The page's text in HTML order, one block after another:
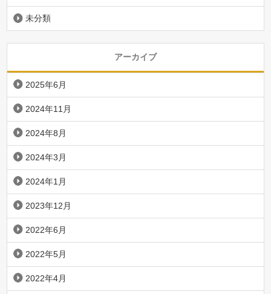
未分類
アーカイブ
2025年6月
2024年11月
2024年8月
2024年3月
2024年1月
2023年12月
2022年6月
2022年5月
2022年4月